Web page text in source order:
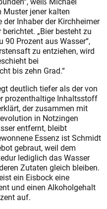
jener kalten
Inhaber der Kirchheimer
„Bier besteht zu
Prozent aus Wasser“,
zu entziehen, wird
bei
bis zehn Grad.“
deutlich tiefer als der von
prozenthaltige Inhaltsstoff
der zusammen mit
in Notzingen
entfernt, bleibt
Essenz ist Schmidt
gebraut, weil dem
lediglich das Wasser
Zutaten gleich bleiben.
ein Eisbock eine
und einen Alkoholgehalt
auf.